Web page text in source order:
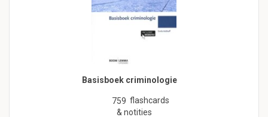
Basisboek criminologie
759 flashcards
& notities